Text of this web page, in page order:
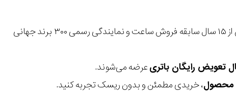
با بیش از ۱۵ سال سابقه فروش ساعت و نمایندگی رسمی ۳۰۰ برند جهانی
عرضه می‌شوند.
، خریدی مطمئن و بدون ریسک تجربه کنید.